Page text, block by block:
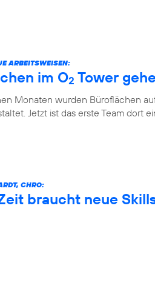
ARBEITSWEISEN:
im O2 Tower
Monaten wurden Büroflächen
Jetzt ist das erste Team dort
CHRO:
braucht neue